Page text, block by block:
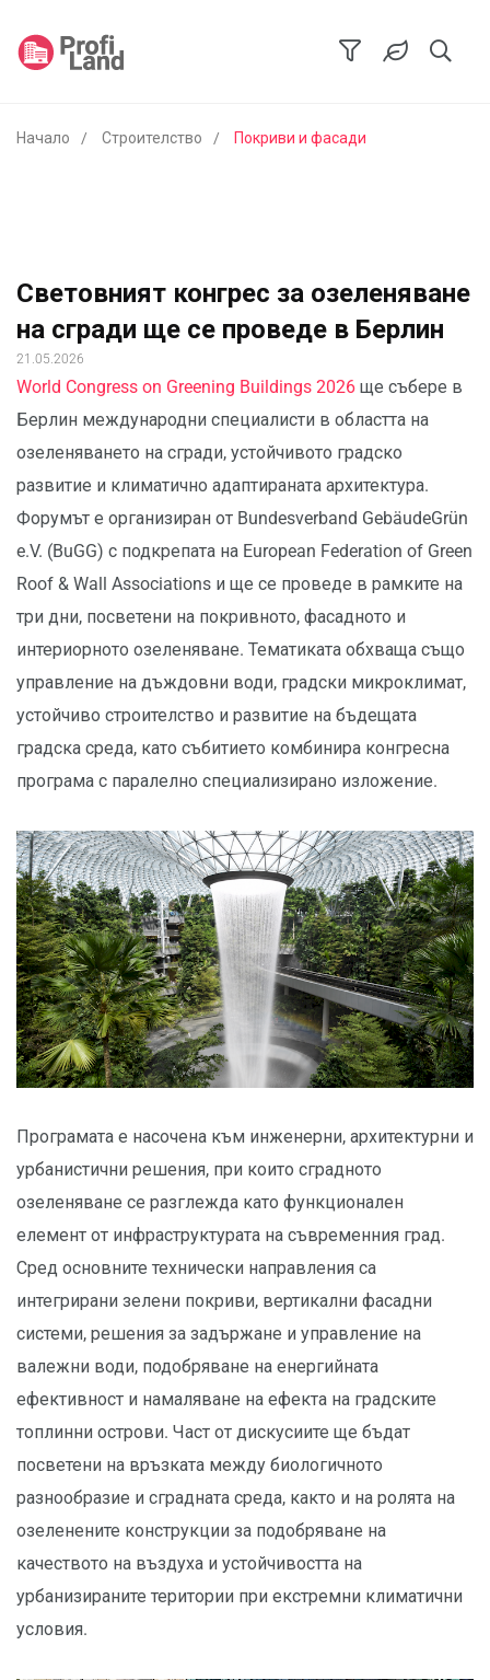
Начало Строителство Покриви и фасади
Световният конгрес за озеленяване
на сгради ще се проведе в Берлин
21.05.2026
World Congress on Greening Buildings 2026 ще събере в
Берлин международни специалисти в областта на
озеленяването на сгради, устойчивото градско
развитие и климатично адаптираната архитектура.
Форумът е организиран от Bundesverband GebäudeGrün
e.V. (BuGG) с подкрепата на European Federation of Green
Roof & Wall Associations и ще се проведе в рамките на
три дни, посветени на покривното, фасадното и
интериорното озеленяване. Тематиката обхваща също
управление на дъждовни води, градски микроклимат,
устойчиво строителство и развитие на бъдещата
градска среда, като събитието комбинира конгресна
програма с паралелно специализирано изложение.
Програмата е насочена към инженерни, архитектурни и
урбанистични решения, при които сградното
озеленяване се разглежда като функционален
елемент от инфраструктурата на съвременния град.
Сред основните технически направления са
интегрирани зелени покриви, вертикални фасадни
системи, решения за задържане и управление на
валежни води, подобряване на енергийната
ефективност и намаляване на ефекта на градските
топлинни острови. Част от дискусиите ще бъдат
посветени на връзката между биологичното
разнообразие и сградната среда, както и на ролята на
озеленените конструкции за подобряване на
качеството на въздуха и устойчивостта на
урбанизираните територии при екстремни климатични
условия.